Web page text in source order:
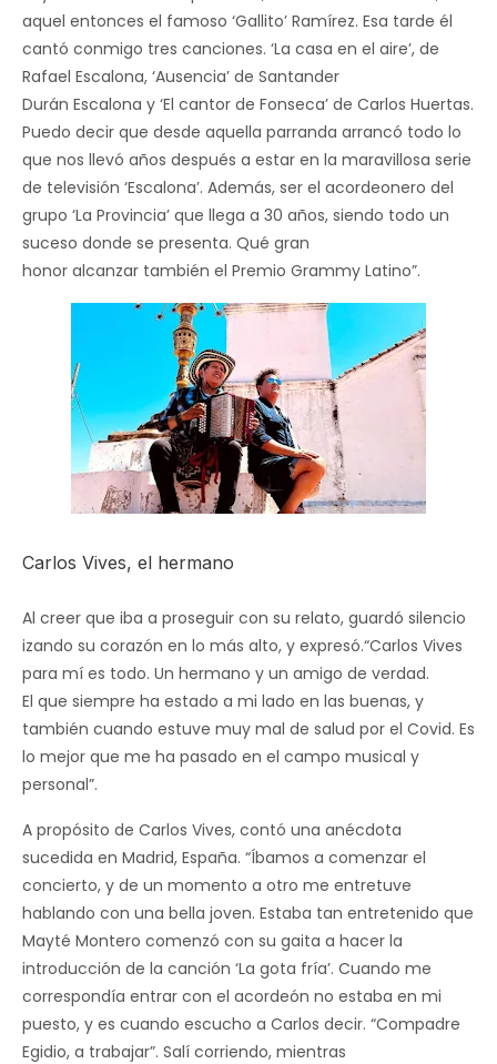
aquel entonces el famoso ‘Gallito’ Ramírez. Esa tarde él
cantó conmigo tres canciones. ‘La casa en el aire’, de
Rafael Escalona, ‘Ausencia’ de Santander
Durán Escalona y ‘El cantor de Fonseca’ de Carlos Huertas.
Puedo decir que desde aquella parranda arrancó todo lo
que nos llevó años después a estar en la maravillosa serie
de televisión ‘Escalona’. Además, ser el acordeonero del
grupo ‘La Provincia’ que llega a 30 años, siendo todo un
suceso donde se presenta. Qué gran
honor alcanzar también el Premio Grammy Latino”.
Carlos Vives, el hermano
Al creer que iba a proseguir con su relato, guardó silencio
izando su corazón en lo más alto, y expresó.“Carlos Vives
para mí es todo. Un hermano y un amigo de verdad.
El que siempre ha estado a mi lado en las buenas, y
también cuando estuve muy mal de salud por el Covid. Es
lo mejor que me ha pasado en el campo musical y
personal”.
A propósito de Carlos Vives, contó una anécdota
sucedida en Madrid, España. “Íbamos a comenzar el
concierto, y de un momento a otro me entretuve
hablando con una bella joven. Estaba tan entretenido que
Mayté Montero comenzó con su gaita a hacer la
introducción de la canción ‘La gota fría’. Cuando me
correspondía entrar con el acordeón no estaba en mi
puesto, y es cuando escucho a Carlos decir. “Compadre
Egidio, a trabajar”. Salí corriendo, mientras